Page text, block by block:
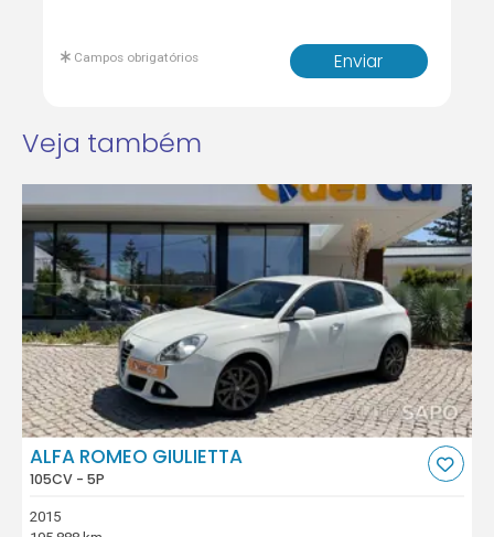
Enviar
Campos obrigatórios
Veja também
ALFA ROMEO GIULIETTA
105CV - 5P
2015